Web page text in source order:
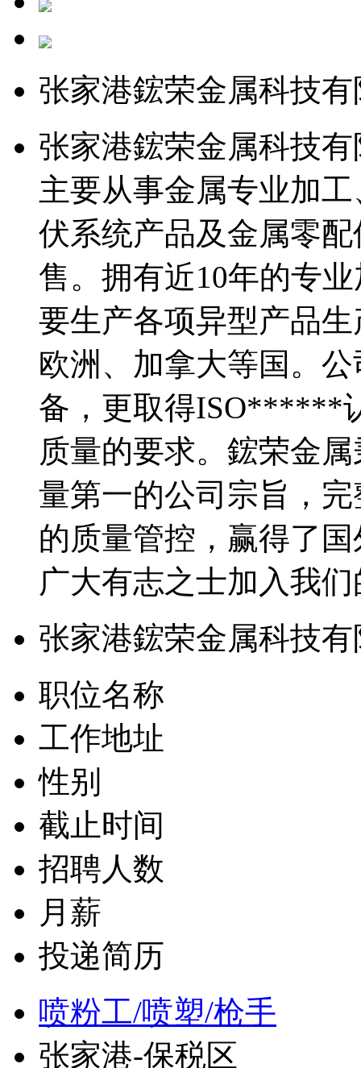
张家港鋐荣金属科技
张家港鋐荣金属科技
主要从事金属专业加
伏系统产品及金属零
售。拥有近10年的专
要生产各项异型产品
欧洲、加拿大等国。
备，更取得ISO******
质量的要求。鋐荣金
量第一的公司宗旨，
的质量管控，赢得了
广大有志之士加入我
张家港鋐荣金属科技
职位名称
工作地址
性别
截止时间
招聘人数
月薪
投递简历
喷粉工/喷塑/枪手
张家港-保税区